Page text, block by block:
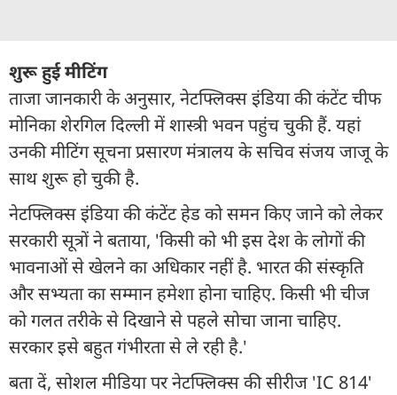
शुरू हुई मीटिंग
ताजा जानकारी के अनुसार, नेटफ्लिक्स इंडिया की कंटेंट चीफ
मोनिका शेरगिल दिल्ली में शास्त्री भवन पहुंच चुकी हैं. यहां
उनकी मीटिंग सूचना प्रसारण मंत्रालय के सचिव संजय जाजू के
साथ शुरू हो चुकी है.
नेटफ्लिक्स इंडिया की कंटेंट हेड को समन किए जाने को लेकर
सरकारी सूत्रों ने बताया, 'किसी को भी इस देश के लोगों की
भावनाओं से खेलने का अधिकार नहीं है. भारत की संस्कृति
और सभ्यता का सम्मान हमेशा होना चाहिए. किसी भी चीज
को गलत तरीके से दिखाने से पहले सोचा जाना चाहिए.
सरकार इसे बहुत गंभीरता से ले रही है.'
बता दें, सोशल मीडिया पर नेटफ्लिक्स की सीरीज 'IC 814'